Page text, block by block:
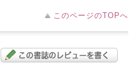
このページのTOPへ